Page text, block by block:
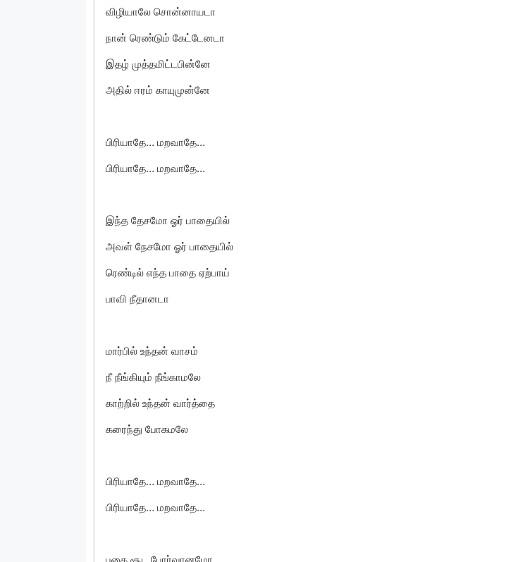
விழியாலே சொன்னாயடா
நான் ரெண்டும் கேட்டேனடா
இதழ் முத்தமிட்டபின்னே
அதில் ஈரம் காயுமுன்னே
பிரியாதே… மறவாதே…
பிரியாதே… மறவாதே…
இந்த தேசமோ ஓர் பாதையில்
அவள் நேசமோ ஓர் பாதையில்
ரெண்டில் எந்த பாதை ஏற்பாய்
பாவி நீதானடா
மார்பில் உந்தன் வாசம்
நீ நீங்கியும் நீங்காமலே
காற்றில் உந்தன் வார்த்தை
கரைந்து போகமலே
பிரியாதே… மறவாதே…
பிரியாதே… மறவாதே…